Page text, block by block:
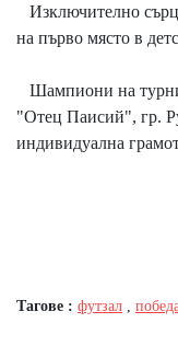
Изключително
на първо място в
Шампиони на
"Отец Паисий", гр.
индивидуална
Тагове : футзал